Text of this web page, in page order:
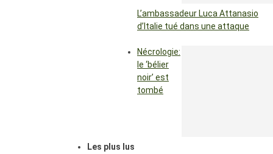
L’ambassadeur Luca Attanasio
d’Italie tué dans une attaque
Nécrologie:
le ‘bélier
noir’ est
tombé
Les plus lus